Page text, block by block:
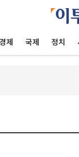
경제 국제 정치